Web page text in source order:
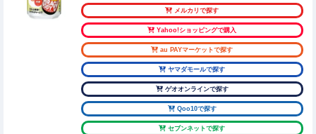
メルカリで探す
Yahoo!ショッピングで購入
au PAYマーケットで探す
ヤマダモールで探す
ゲオオンラインで探す
Qoo10で探す
セブンネットで探す